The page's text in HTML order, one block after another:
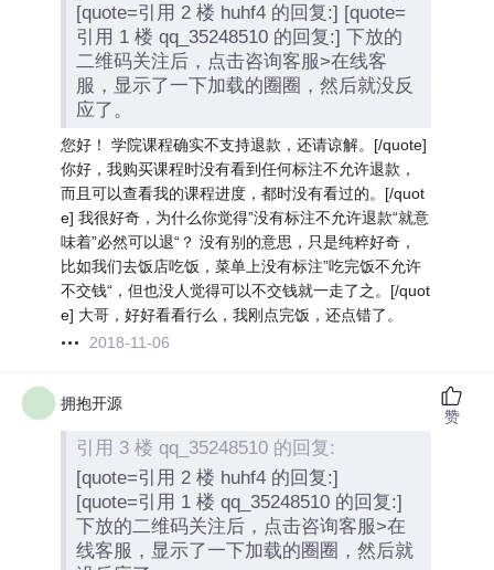
[quote=引用 2 楼 huhf4 的回复:] [quote=
引用 1 楼 qq_35248510 的回复:] 下放的
二维码关注后，点击咨询客服>在线客
服，显示了一下加载的圈圈，然后就没反
应了。
您好！ 学院课程确实不支持退款，还请谅解。[/quote]
你好，我购买课程时没有看到任何标注不允许退款，
而且可以查看我的课程进度，都时没有看过的。[/quot
e] 我很好奇，为什么你觉得”没有标注不允许退款“就意
味着”必然可以退“？ 没有别的意思，只是纯粹好奇，
比如我们去饭店吃饭，菜单上没有标注”吃完饭不允许
不交钱“，但也没人觉得可以不交钱就一走了之。[/quot
e] 大哥，好好看看行么，我刚点完饭，还点错了。
2018-11-06
拥抱开源
引用 3 楼 qq_35248510 的回复:
[quote=引用 2 楼 huhf4 的回复:]
[quote=引用 1 楼 qq_35248510 的回复:]
下放的二维码关注后，点击咨询客服>在
线客服，显示了一下加载的圈圈，然后就
赞